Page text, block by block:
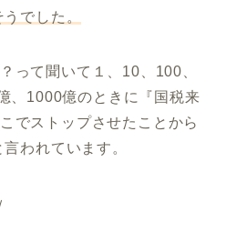
でした。
って聞いて１、10、100、
、1000億のときに『国税来
でストップさせたことから
われています。